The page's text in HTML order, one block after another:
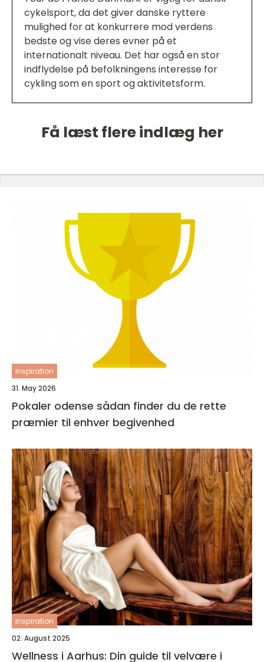
cykelsport, da det giver danske ryttere
mulighed for at konkurrere mod verdens
bedste og vise deres evner på et
internationalt niveau. Det har også en stor
indflydelse på befolkningens interesse for
cykling som en sport og aktivitetsform.
Få læst flere indlæg her
inspiration
31. May 2026
Pokaler odense sådan finder du de rette
præmier til enhver begivenhed
inspiration
02. August 2025
Wellness i Aarhus: Din guide til velvære i